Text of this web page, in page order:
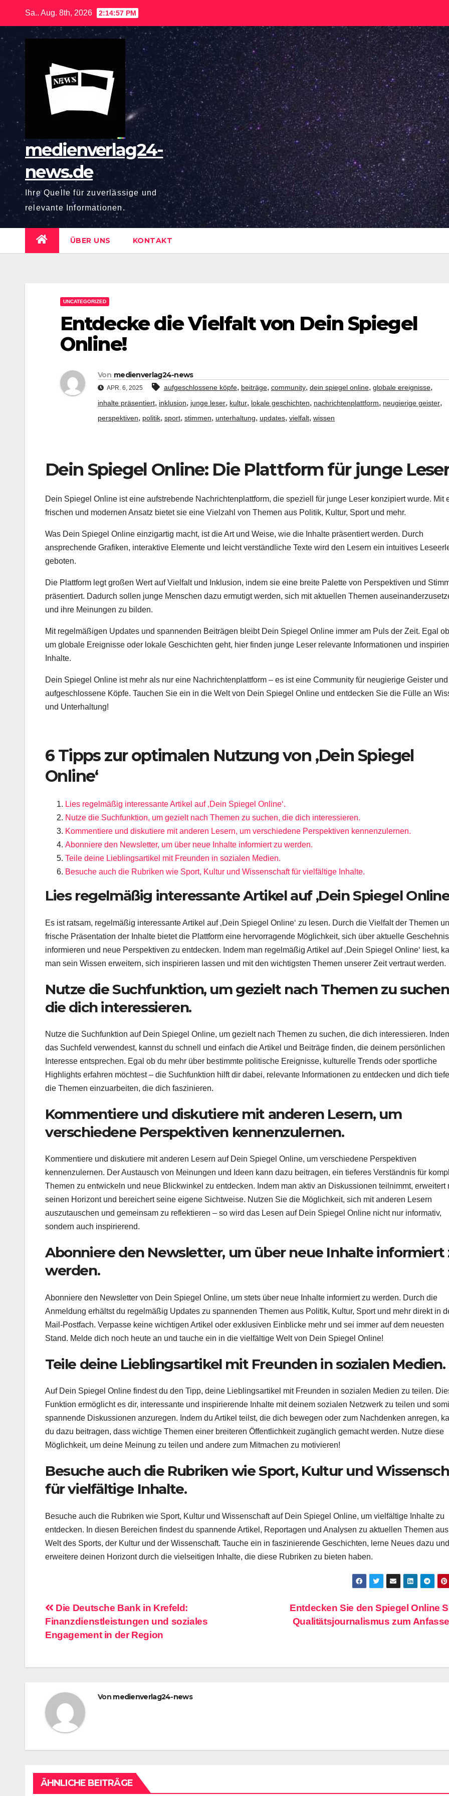
springen
Sa.. Aug. 8th, 2026 2:14:58 PM
medienverlag24-
news.de
Ihre Quelle für zuverlässige und
relevante Informationen.
ÜBER UNS KONTAKT
UNCATEGORIZED
Entdecke die Vielfalt von Dein Spiegel
Online!
Von medienverlag24-news
APR. 6, 2025 aufgeschlossene köpfe, beiträge, community, dein spiegel online, globale ereignisse,
inhalte präsentiert, inklusion, junge leser, kultur, lokale geschichten, nachrichtenplattform, neugierige geister,
perspektiven, politik, sport, stimmen, unterhaltung, updates, vielfalt, wissen
Dein Spiegel Online: Die Plattform für junge Leser
Dein Spiegel Online ist eine aufstrebende Nachrichtenplattform, die speziell für junge Leser konzipiert wurde. Mit
frischen und modernen Ansatz bietet sie eine Vielzahl von Themen aus Politik, Kultur, Sport und mehr.
Was Dein Spiegel Online einzigartig macht, ist die Art und Weise, wie die Inhalte präsentiert werden. Durch
ansprechende Grafiken, interaktive Elemente und leicht verständliche Texte wird den Lesern ein intuitives
geboten.
Die Plattform legt großen Wert auf Vielfalt und Inklusion, indem sie eine breite Palette von Perspektiven und
präsentiert. Dadurch sollen junge Menschen dazu ermutigt werden, sich mit aktuellen Themen
und ihre Meinungen zu bilden.
Mit regelmäßigen Updates und spannenden Beiträgen bleibt Dein Spiegel Online immer am Puls der Zeit. Egal
um globale Ereignisse oder lokale Geschichten geht, hier finden junge Leser relevante Informationen und
Inhalte.
Dein Spiegel Online ist mehr als nur eine Nachrichtenplattform – es ist eine Community für neugierige Geister und
aufgeschlossene Köpfe. Tauchen Sie ein in die Welt von Dein Spiegel Online und entdecken Sie die Fülle an
und Unterhaltung!
6 Tipps zur optimalen Nutzung von ‚Dein Spiegel
Online‘
Lies regelmäßig interessante Artikel auf ‚Dein Spiegel Online‘.
Nutze die Suchfunktion, um gezielt nach Themen zu suchen, die dich interessieren.
Kommentiere und diskutiere mit anderen Lesern, um verschiedene Perspektiven kennenzulernen.
Abonniere den Newsletter, um über neue Inhalte informiert zu werden.
Teile deine Lieblingsartikel mit Freunden in sozialen Medien.
Besuche auch die Rubriken wie Sport, Kultur und Wissenschaft für vielfältige Inhalte.
Lies regelmäßig interessante Artikel auf ‚Dein Spiegel
Es ist ratsam, regelmäßig interessante Artikel auf ‚Dein Spiegel Online‘ zu lesen. Durch die Vielfalt der Themen
frische Präsentation der Inhalte bietet die Plattform eine hervorragende Möglichkeit, sich über aktuelle
informieren und neue Perspektiven zu entdecken. Indem man regelmäßig Artikel auf ‚Dein Spiegel Online‘ liest,
man sein Wissen erweitern, sich inspirieren lassen und mit den wichtigsten Themen unserer Zeit vertraut werden.
Nutze die Suchfunktion, um gezielt nach Themen zu
die dich interessieren.
Nutze die Suchfunktion auf Dein Spiegel Online, um gezielt nach Themen zu suchen, die dich interessieren.
das Suchfeld verwendest, kannst du schnell und einfach die Artikel und Beiträge finden, die deinem persönlichen
Interesse entsprechen. Egal ob du mehr über bestimmte politische Ereignisse, kulturelle Trends oder sportliche
Highlights erfahren möchtest – die Suchfunktion hilft dir dabei, relevante Informationen zu entdecken und dich
die Themen einzuarbeiten, die dich faszinieren.
Kommentiere und diskutiere mit anderen Lesern, um
verschiedene Perspektiven kennenzulernen.
Kommentiere und diskutiere mit anderen Lesern auf Dein Spiegel Online, um verschiedene Perspektiven
kennenzulernen. Der Austausch von Meinungen und Ideen kann dazu beitragen, ein tieferes Verständnis für
Themen zu entwickeln und neue Blickwinkel zu entdecken. Indem man aktiv an Diskussionen teilnimmt, erweitert
seinen Horizont und bereichert seine eigene Sichtweise. Nutzen Sie die Möglichkeit, sich mit anderen Lesern
auszutauschen und gemeinsam zu reflektieren – so wird das Lesen auf Dein Spiegel Online nicht nur informativ,
sondern auch inspirierend.
Abonniere den Newsletter, um über neue Inhalte informiert
werden.
Abonniere den Newsletter von Dein Spiegel Online, um stets über neue Inhalte informiert zu werden. Durch die
Anmeldung erhältst du regelmäßig Updates zu spannenden Themen aus Politik, Kultur, Sport und mehr direkt in
Mail-Postfach. Verpasse keine wichtigen Artikel oder exklusiven Einblicke mehr und sei immer auf dem neuesten
Stand. Melde dich noch heute an und tauche ein in die vielfältige Welt von Dein Spiegel Online!
Teile deine Lieblingsartikel mit Freunden in sozialen Medien.
Auf Dein Spiegel Online findest du den Tipp, deine Lieblingsartikel mit Freunden in sozialen Medien zu teilen.
Funktion ermöglicht es dir, interessante und inspirierende Inhalte mit deinem sozialen Netzwerk zu teilen und
spannende Diskussionen anzuregen. Indem du Artikel teilst, die dich bewegen oder zum Nachdenken anregen,
du dazu beitragen, dass wichtige Themen einer breiteren Öffentlichkeit zugänglich gemacht werden. Nutze diese
Möglichkeit, um deine Meinung zu teilen und andere zum Mitmachen zu motivieren!
Besuche auch die Rubriken wie Sport, Kultur und
für vielfältige Inhalte.
Besuche auch die Rubriken wie Sport, Kultur und Wissenschaft auf Dein Spiegel Online, um vielfältige Inhalte zu
entdecken. In diesen Bereichen findest du spannende Artikel, Reportagen und Analysen zu aktuellen Themen
Welt des Sports, der Kultur und der Wissenschaft. Tauche ein in faszinierende Geschichten, lerne Neues dazu und
erweitere deinen Horizont durch die vielseitigen Inhalte, die diese Rubriken zu bieten haben.
Beitragsnavigation
Entdecken Sie den Spiegel Online
Qualitätsjournalismus zum
Die Deutsche Bank in Krefeld:
Finanzdienstleistungen und soziales
Engagement in der Region
Von medienverlag24-news
ÄHNLICHE BEITRÄGE